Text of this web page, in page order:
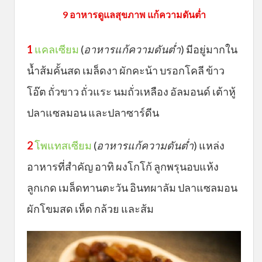
9 อาหารดูแลสุขภาพ แก้ความดันต่ำ
1 แคลเซียม (อาหารแก้ความดันต่ำ) มีอยู่มากใน
น้ำส้มคั้นสด เมล็ดงา ผักคะน้า บรอกโคลี ข้าว
โอ๊ต ถั่วขาว ถั่วแระ นมถั่วเหลือง อัลมอนด์ เต้าหู้
ปลาแซลมอน และปลาซาร์ดีน
2โพแทสเซียม (อาหารแก้ความดันต่ำ) แหล่ง
อาหารที่สำคัญ อาทิ ผงโกโก้ ลูกพรุนอบแห้ง
ลูกเกด เมล็ดทานตะวัน อินทผาลัม ปลาแซลมอน
ผักโขมสด เห็ด กล้วย และส้ม